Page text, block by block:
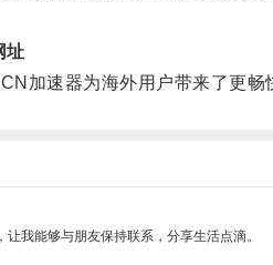
址
速器为海外用户带来了更畅
我能够与朋友保持联系，分享生活点滴。